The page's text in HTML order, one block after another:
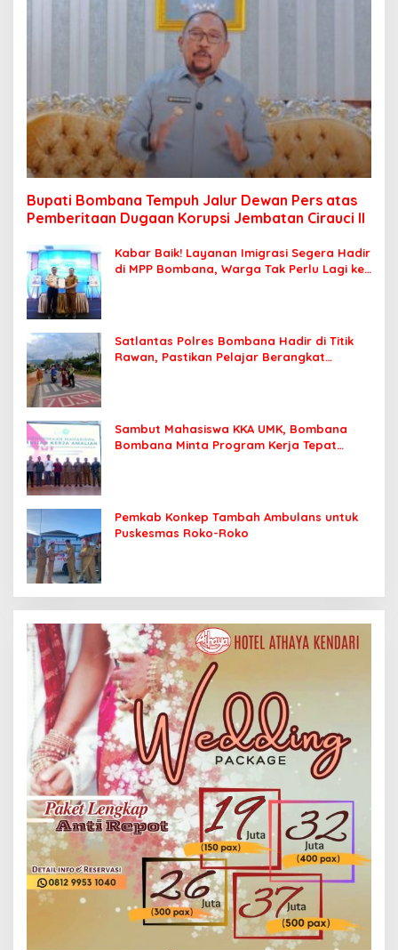
Bupati Bombana Tempuh Jalur Dewan Pers atas
Pemberitaan Dugaan Korupsi Jembatan Cirauci II
Kabar Baik! Layanan Imigrasi Segera Hadir
di MPP Bombana, Warga Tak Perlu Lagi ke
Satlantas Polres Bombana Hadir di Titik
Rawan, Pastikan Pelajar Berangkat
Sambut Mahasiswa KKA UMK, Bombana
Bombana Minta Program Kerja Tepat
Pemkab Konkep Tambah Ambulans untuk
Puskesmas Roko-Roko